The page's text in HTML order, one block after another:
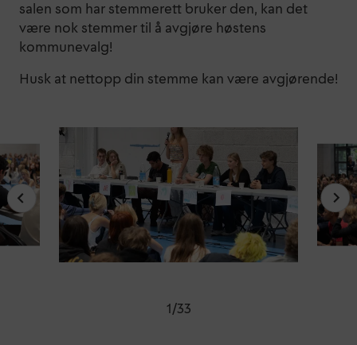
salen som har stemmerett bruker den, kan det
være nok stemmer til å avgjøre høstens
kommunevalg!
Husk at nettopp din stemme kan være avgjørende!
1/33